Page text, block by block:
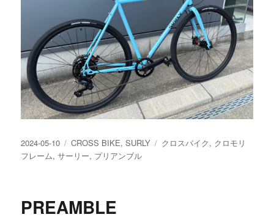
投
稿
2024-05-10
カ
テ
CROSS BIKE,SURLY
タ
クロスバイク, クロモリ
フレーム,サーリー, プリアンブル
PREAMBLE